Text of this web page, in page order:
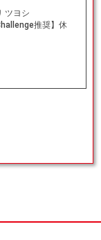
ツヨシ
推奨】休